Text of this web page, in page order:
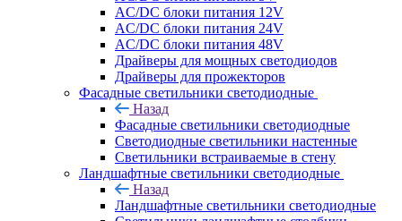
AC/DC блоки питания 12V
AC/DC блоки питания 24V
AC/DC блоки питания 48V
Драйверы для мощных светодиодов
Драйверы для прожекторов
Фасадные светильники светодиодные
Назад
Фасадные светильники светодиодные
Светодиодные светильники настенные
Светильники встраиваемые в стену
Ландшафтные светильники светодиодные
Назад
Ландшафтные светильники светодиодные